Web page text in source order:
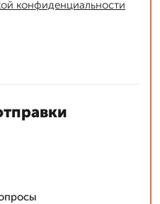
конфиденциальности